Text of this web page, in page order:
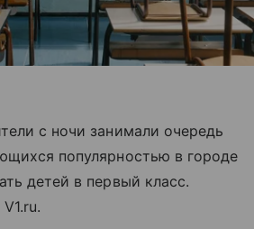
с ночи занимали очередь
популярностью в городе
детей в первый класс.